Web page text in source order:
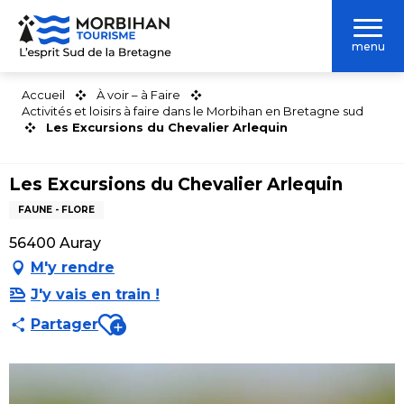
Aller
contenu
menu
Accueil
À voir – à Faire
Activités et loisirs à faire dans le Morbihan en Bretagne sud
Les Excursions du Chevalier Arlequin
Les Excursions du Chevalier Arlequin
FAUNE - FLORE
56400 Auray
M'y rendre
J'y vais en train !
PartagerAjouter aux favoris